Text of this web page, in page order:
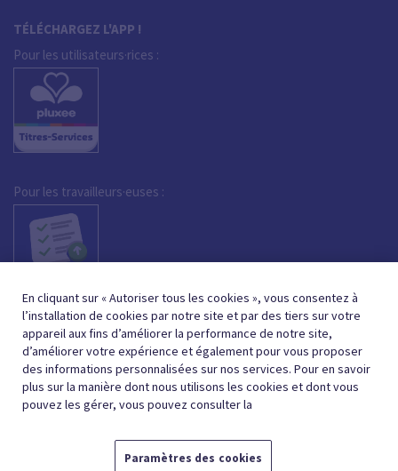
TÉLÉCHARGEZ L'APP !
Pour les utilisateurs·rices :
Pour les travailleurs·euses :
En cliquant sur « Autoriser tous les cookies », vous consentez à
l’installation de cookies par notre site et par des tiers sur votre
appareil aux fins d’améliorer la performance de notre site,
d’améliorer votre expérience et également pour vous proposer
des informations personnalisées sur nos services. Pour en savoir
plus sur la manière dont nous utilisons les cookies et dont vous
pouvez les gérer, vous pouvez consulter la
Paramètres des cookies